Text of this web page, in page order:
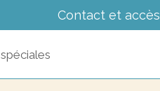
Contact et accès